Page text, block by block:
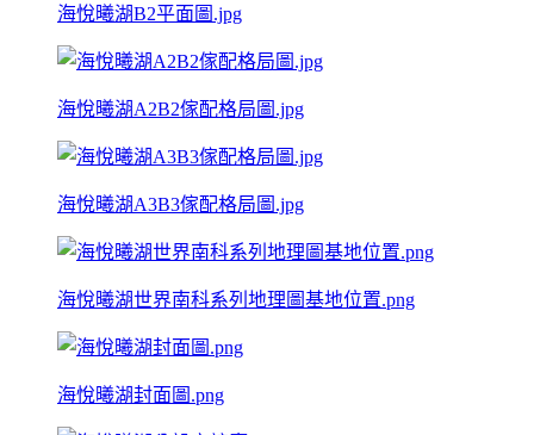
海悅曦湖B2平面圖.jpg
海悅曦湖A2B2傢配格局圖.jpg
海悅曦湖A3B3傢配格局圖.jpg
海悅曦湖世界南科系列地理圖基地位置.png
海悅曦湖封面圖.png